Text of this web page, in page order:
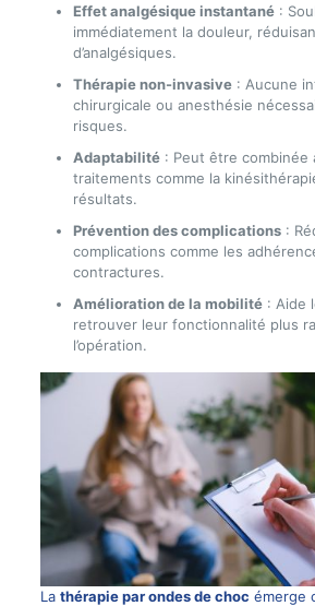
Effet analgésique instantané:
immédiatement la douleur,
d’analgésiques.
Thérapie non-invasive: Aucune
chirurgicale ou anesthésie
risques.
Adaptabilité: Peut être combinée
traitements comme la
résultats.
Prévention des complications:
complications comme les
contractures.
Amélioration de la mobilité: Aide
retrouver leur fonctionnalité plus
l’opération.
La thérapie par ondes de choc émerge